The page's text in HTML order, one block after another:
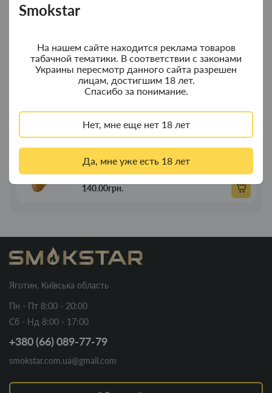
Smokstar
На нашем сайте находится реклама товаров
табачной тематики. В соответствии с законами
Украины пересмотр данного сайта разрешен
лицам, достигшим 18 лет.
Спасибо за понимание.
Нет, мне еще нет 18 лет
Да, мне уже есть 18 лет
Новинка
269.00грн.
Трубка для курения деревянная прямая
13см
см
140.00грн.
Яготин, Київська область
Пн - Пт 8:00 - 20:00
Сб - Нд 8:00 - 17:00
+380 (66) 089-77-79
smokstar.com.ua@gmail.com